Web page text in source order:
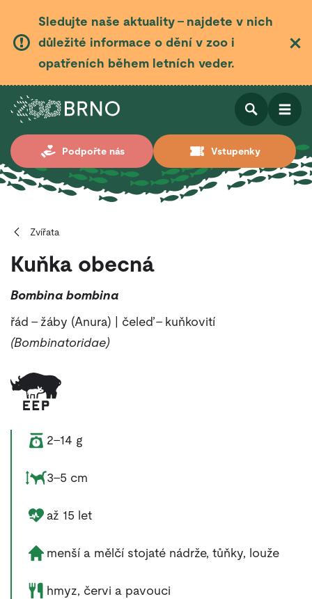
Sledujte naše aktuality – najdete v nich
důležité informace o dění v zoo i
opatřeních během letních veder.
Podpořte nás Vstupenky
Otevřít
Otevřít
Zvířata
Kuňka obecná
Bombina bombina
řád – žáby (Anura) | čeleď – kuňkovití
(Bombinatoridae)
Váha zvířete:
2–14 g
Rozměry zvířete:
3–5 cm
Délka života zvířete:
až 15 let
Životní prostředí zvířete:
menší a mělčí stojaté nádrže, tůňky, louže
Potrava zvířete:
hmyz, červi a pavouci